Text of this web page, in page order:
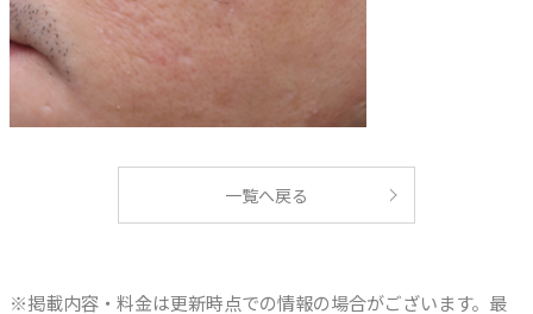
一覧へ戻る
※掲載内容・料金は更新時点での情報の場合がございます。最